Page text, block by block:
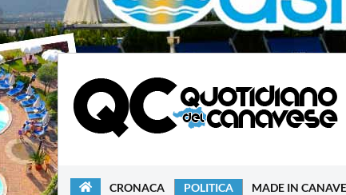
CRONACA POLITICA MADE IN